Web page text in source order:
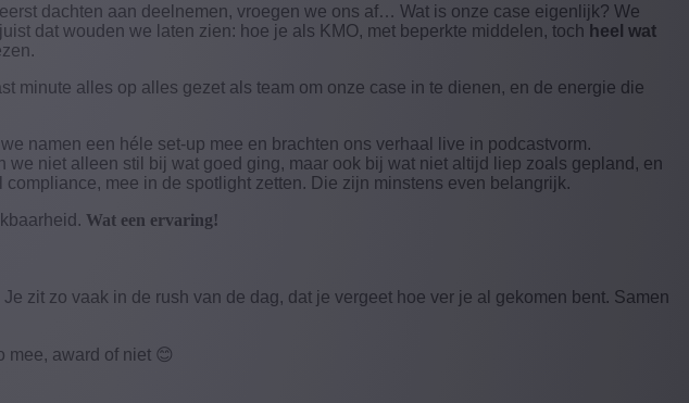
dachten aan deelnemen, vroegen we ons af… Wat is onze case eigenlijk? We
dat wouden we laten zien: hoe je als KMO, met beperkte middelen, toch heel wat
minute alles op alles gezet als team om onze case in te dienen, en de energie die
namen een héle set-up mee en brachten ons verhaal live in podcastvorm.
we niet alleen stil bij wat goed ging, maar ook bij wat niet altijd liep zoals gepland, en
mee in de spotlight zetten. Die zijn minstens even belangrijk.
Wat een ervaring!
zit zo vaak in de rush van de dag, dat je vergeet hoe ver je al gekomen bent. Samen
mee, award of niet 😊